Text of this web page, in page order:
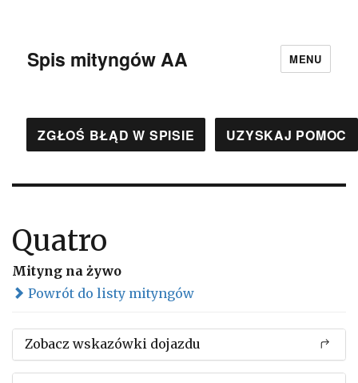
Spis mityngów AA MENU
ZGŁOŚ BŁĄD W SPISIE UZYSKAJ POMOC
Quatro
Mityng na żywo
Powrót do listy mityngów
Zobacz wskazówki dojazdu